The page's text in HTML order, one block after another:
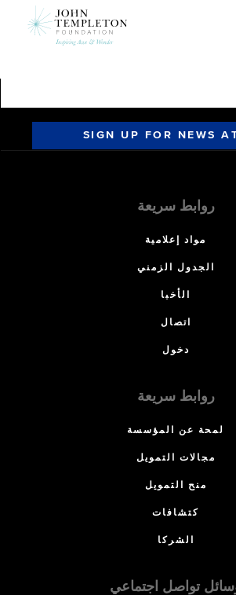
SIGN UP FOR NEWS
روابط سريعة
مواد إعلامية
الجدول الزمني
الأخبا
اتصال
دخول
روابط سريعة
لمحة عن المؤسسة
مجالات التمويل
منح التمويل
كتشافات
الشركا
تواصل اجتماعي